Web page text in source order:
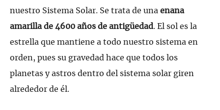
nuestro Sistema Solar. Se trata de una enana
amarilla de 4600 años de antigüedad. El sol es la
estrella que mantiene a todo nuestro sistema en
orden, pues su gravedad hace que todos los
planetas y astros dentro del sistema solar giren
alrededor de él.